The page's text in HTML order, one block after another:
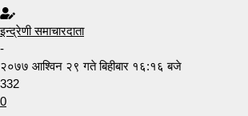
इन्द्रेणी समाचारदाता
-
२०७७ आश्विन २९ गते बिहीबार १६:१६ बजे
332
0